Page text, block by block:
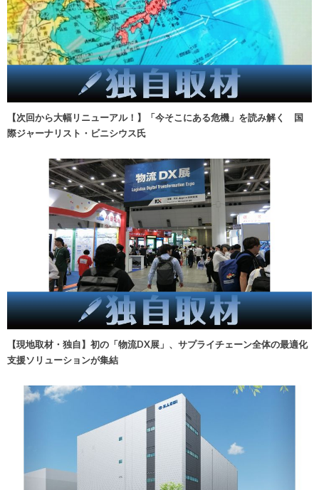
【次回から大幅リニューアル！】「今そこにある危機」を読み解く 国
際ジャーナリスト・ビニシウス氏
【現地取材・独自】初の「物流DX展」、サプライチェーン全体の最適化
支援ソリューションが集結